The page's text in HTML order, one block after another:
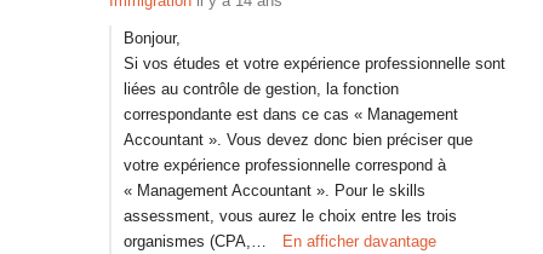
Bonjour,
Si vos études et votre expérience professionnelle sont
liées au contrôle de gestion, la fonction
correspondante est dans ce cas « Management
Accountant ». Vous devez donc bien préciser que
votre expérience professionnelle correspond à
« Management Accountant ». Pour le skills
assessment, vous aurez le choix entre les trois
organismes (CPA,…
En afficher davantage